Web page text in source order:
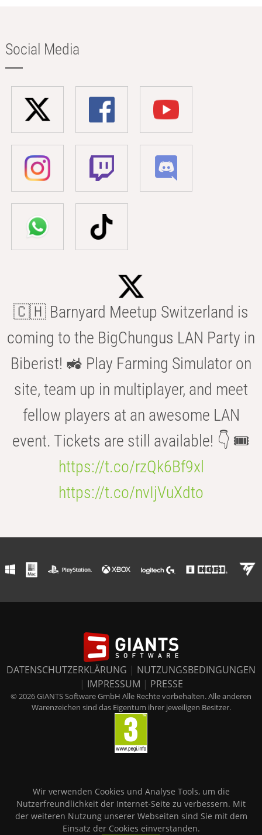
Social Media
🇨🇭 Barnyard Meetup Switzerland is
coming to the BigChungus LAN Party in
Biberist! 🚜 Play Farming Simulator on
site, team up in multiplayer, and meet
fellow players at an awesome LAN
event. Tickets are still available! 👇 🎟️
https://t.co/rzQk6Bf9xl
https://t.co/nvIjVuXdto
DATENSCHUTZERKLÄRUNG | NUTZUNGSBEDINGUNGEN
| IMPRESSUM | PRESSE
© 2026 GIANTS Software GmbH Alle Rechte vorbehalten. Alle anderen
Warenzeichen sind das Eigentum ihrer jeweiligen Besitzer.
Wir verwenden Cookies und Analyse Tools, um die
Nutzerfreundlichkeit der Internet-Seite zu verbessern. Mit
der weiteren Nutzung unserer Webseiten sind Sie mit dem
Einsatz der Cookies einverstanden.